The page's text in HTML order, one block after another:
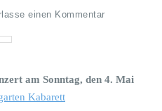
einen Kommentar
am Sonntag, den 4. Mai
Kabarett